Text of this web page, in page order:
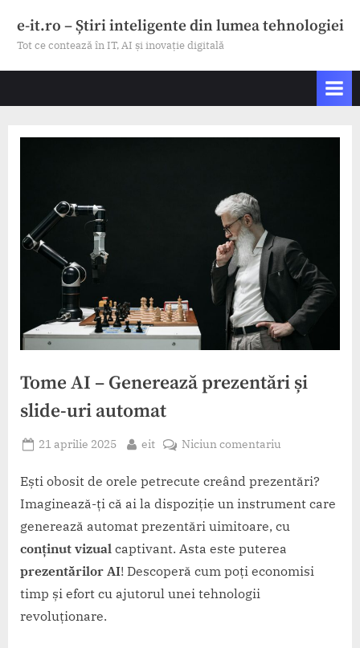
e-it.ro – Știri inteligente din lumea tehnologiei
Tot ce contează în IT, AI și inovație digitală
Tome AI – Generează prezentări și
slide-uri automat
Posted
21 aprilie 2025 By
eit Niciun comentariu
AI
–
prezentări
și
slide-
Ești obosit de orele petrecute creând prezentări?
Imaginează-ți că ai la dispoziție un instrument care
generează automat prezentări uimitoare, cu
conținut vizual captivant. Asta este puterea
prezentărilor AI! Descoperă cum poți economisi
timp și efort cu ajutorul unei tehnologii
revoluționare.